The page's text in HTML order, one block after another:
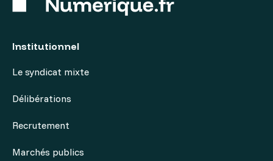
Institutionnel
Le syndicat mixte
Délibérations
Recrutement
Marchés publics